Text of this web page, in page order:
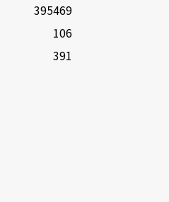
395469
106
391